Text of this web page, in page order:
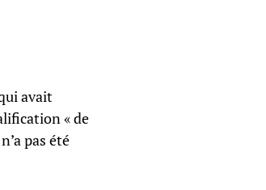
avait
« de
pas été